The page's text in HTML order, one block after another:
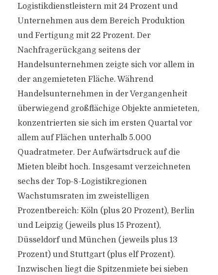
Logistikdienstleistern mit 24 Prozent und
Unternehmen aus dem Bereich Produktion
und Fertigung mit 22 Prozent. Der
Nachfragerückgang seitens der
Handelsunternehmen zeigte sich vor allem in
der angemieteten Fläche. Während
Handelsunternehmen in der Vergangenheit
überwiegend großflächige Objekte anmieteten,
konzentrierten sie sich im ersten Quartal vor
allem auf Flächen unterhalb 5.000
Quadratmeter. Der Aufwärtsdruck auf die
Mieten bleibt hoch. Insgesamt verzeichneten
sechs der Top-8-Logistikregionen
Wachstumsraten im zweistelligen
Prozentbereich: Köln (plus 20 Prozent), Berlin
und Leipzig (jeweils plus 15 Prozent),
Düsseldorf und München (jeweils plus 13
Prozent) und Stuttgart (plus elf Prozent).
Inzwischen liegt die Spitzenmiete bei sieben